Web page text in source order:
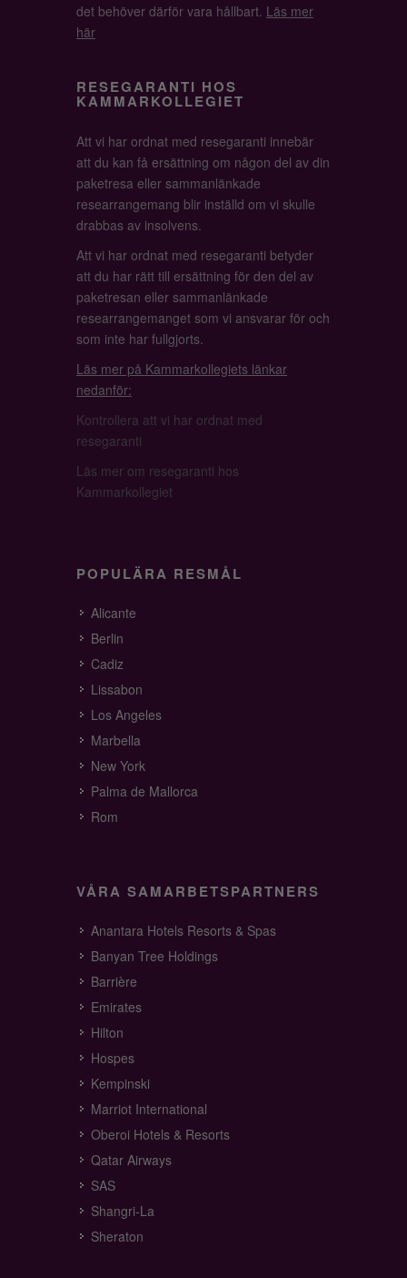
det behöver därför vara hållbart. Läs mer
här
RESEGARANTI HOS
KAMMARKOLLEGIET
Att vi har ordnat med resegaranti innebär
att du kan få ersättning om någon del av din
paketresa eller sammanlänkade
researrangemang blir inställd om vi skulle
drabbas av insolvens.
Att vi har ordnat med resegaranti betyder
att du har rätt till ersättning för den del av
paketresan eller sammanlänkade
researrangemanget som vi ansvarar för och
som inte har fullgjorts.
Läs mer på Kammarkollegiets länkar
nedanför:
Kontrollera att vi har ordnat med
resegaranti
Läs mer om resegaranti hos
Kammarkollegiet
POPULÄRA RESMÅL
Alicante
Berlin
Cadiz
Lissabon
Los Angeles
Marbella
New York
Palma de Mallorca
Rom
VÅRA SAMARBETSPARTNERS
Anantara Hotels Resorts & Spas
Banyan Tree Holdings
Barrière
Emirates
Hilton
Hospes
Kempinski
Marriot International
Oberoi Hotels & Resorts
Qatar Airways
SAS
Shangri-La
Sheraton